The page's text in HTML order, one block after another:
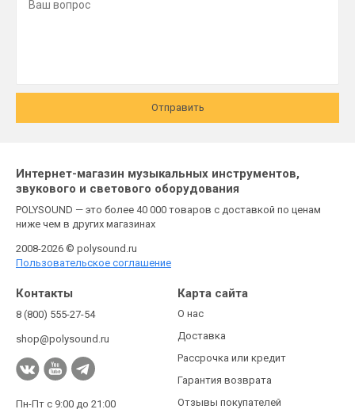
Отправить
Интернет-магазин музыкальных инструментов,
звукового и светового оборудования
POLYSOUND — это более 40 000 товаров с доставкой по ценам
ниже чем в других магазинах
2008-2026 © polysound.ru
Пользовательское соглашение
Контакты
8 (800) 555-27-54
shop@polysound.ru
Пн-Пт с 9:00 до 21:00
Карта сайта
О нас
Доставка
Рассрочка или кредит
Гарантия возврата
Отзывы покупателей